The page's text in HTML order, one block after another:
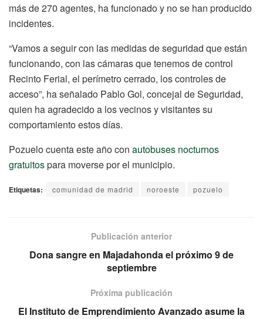
más de 270 agentes, ha funcionado y no se han producido
incidentes.
“Vamos a seguir con las medidas de seguridad que están
funcionando, con las cámaras que tenemos de control
Recinto Ferial, el perímetro cerrado, los controles de
acceso”, ha señalado Pablo Gol, concejal de Seguridad,
quien ha agradecido a los vecinos y visitantes su
comportamiento estos días.
Pozuelo cuenta este año con autobuses nocturnos
gratuitospara moverse por el municipio.
Etiquetas: comunidad de madrid noroeste pozuelo
Publicación anterior
Dona sangre en Majadahonda el próximo 9 de
septiembre
Próxima publicación
El Instituto de Emprendimiento Avanzado asume la